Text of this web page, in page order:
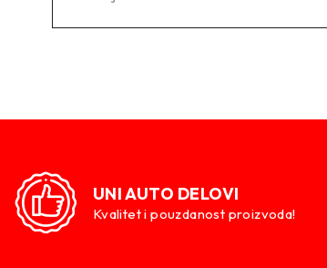
UNI AUTO DELOVI
Kvalitet i pouzdanost proizvoda!